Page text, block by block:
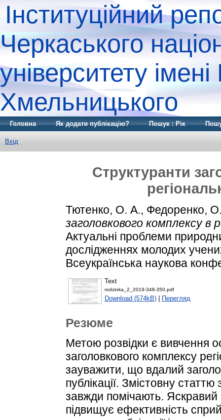
Інституційний
Черкаського
університету
Хмельницького
Головна Як додати публікацію? Пошук : Рік
Вхід
Структуранти
Тютенко, О. А., Федоренко,
заголовкового комплексу в
Актуальні проблеми
дослідженнях молодих
Всеукраїнська наукова
Text
rodzinka_2_2019-348-350.pdf
Download (574kB) Перегляд
Резюме
Метою розвідки є вивчення
заголовкового комплексу
зауважити, що вдалий
публікації. Змістовну
завжди помічають.
підвищує ефективність